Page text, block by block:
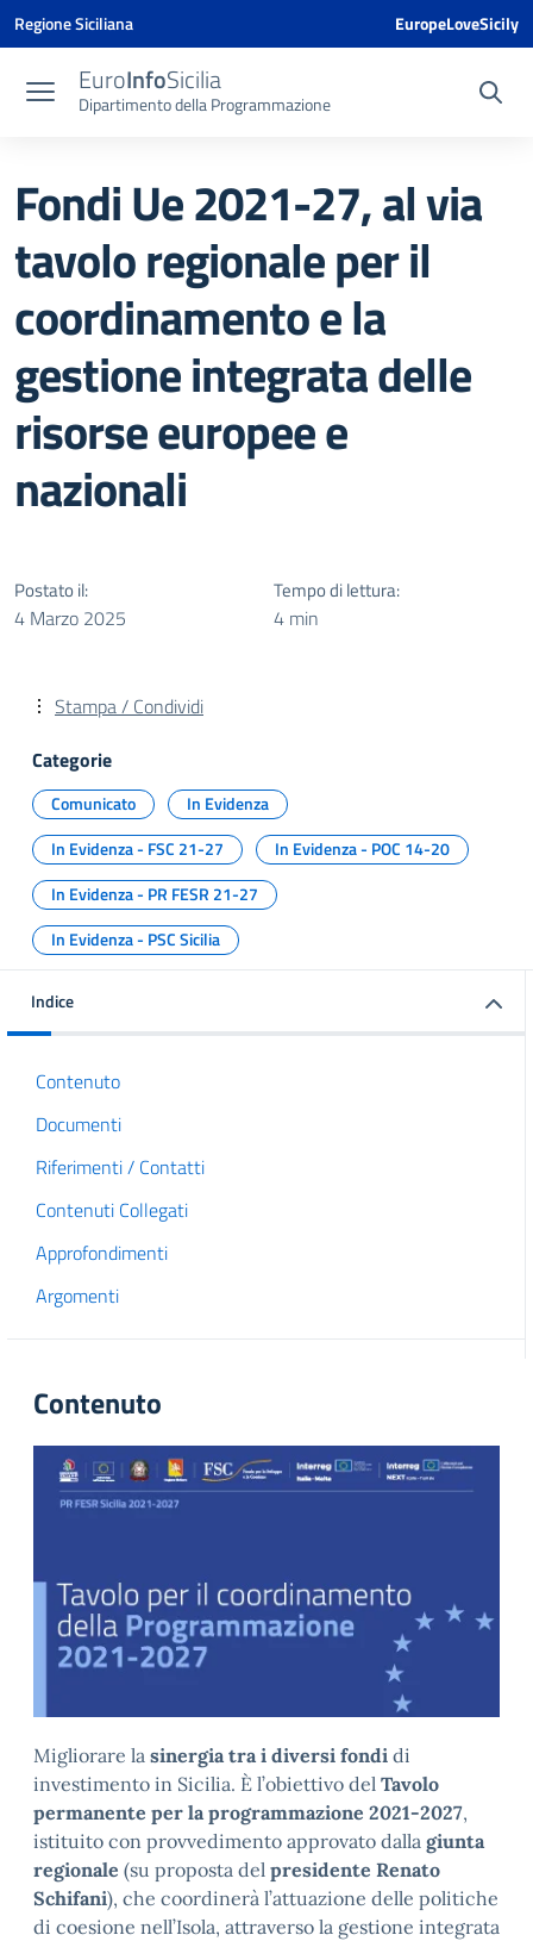
Vai ai contenuti
Vai al menu di navigazione
Vai al footer
Vai al banner delle Cookie Policy
Regione Siciliana EuropeLoveSicily
EuroInfoSicilia
Dipartimento della Programmazione
Fondi Ue 2021-27, al via
tavolo regionale per il
coordinamento e la
gestione integrata delle
risorse europee e
nazionali
Postato il:
4 Marzo 2025
Tempo di lettura:
4 min
Stampa / Condividi
Categorie
Comunicato
In Evidenza
In Evidenza - FSC 21-27
In Evidenza - POC 14-20
In Evidenza - PR FESR 21-27
In Evidenza - PSC Sicilia
Indice
Contenuto
Documenti
Riferimenti / Contatti
Contenuti Collegati
Approfondimenti
Argomenti
Contenuto
Migliorare la sinergia tra i diversi fondi di
investimento in Sicilia. È l’obiettivo del Tavolo
permanente per la programmazione 2021-2027,
istituito con provvedimento approvato dalla giunta
regionale (su proposta del presidente Renato
Schifani), che coordinerà l’attuazione delle politiche
di coesione nell’Isola, attraverso la gestione integrata